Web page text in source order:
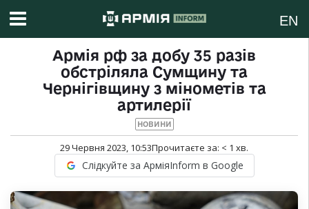
EN
Армія рф за добу 35 разів
обстріляла Сумщину та
Чернігівщину з мінометів та
артилерії
НОВИНИ
29 Червня 2023, 10:53Прочитаєте за: < 1 хв.
Слідкуйте за АрміяInform в Google